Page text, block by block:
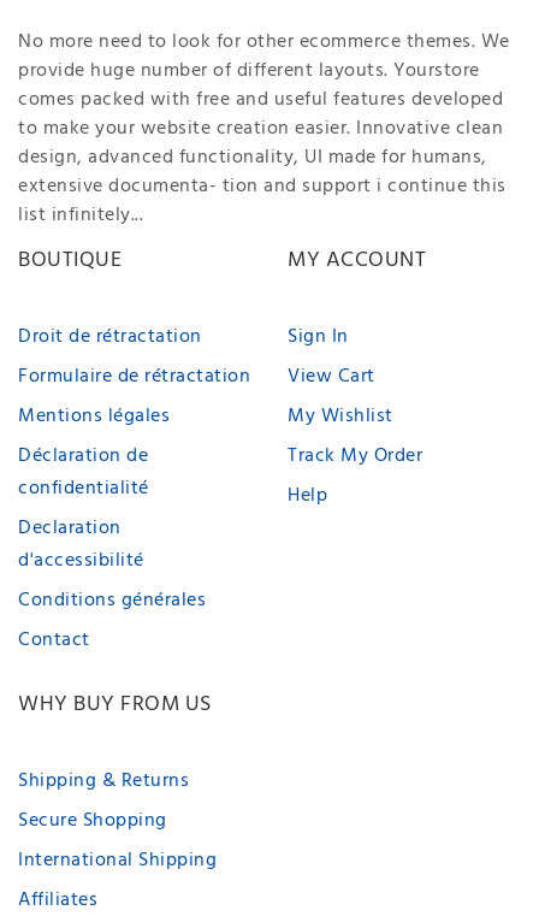
No more need to look for other ecommerce themes. We
provide huge number of different layouts. Yourstore
comes packed with free and useful features developed
to make your website creation easier. Innovative clean
design, advanced functionality, UI made for humans,
extensive documenta- tion and support i continue this
list infinitely...
BOUTIQUE
Droit de rétractation
Formulaire de rétractation
Mentions légales
Déclaration de
confidentialité
Declaration
d'accessibilité
Conditions générales
Contact
MY ACCOUNT
Sign In
View Cart
My Wishlist
Track My Order
Help
WHY BUY FROM US
Shipping & Returns
Secure Shopping
International Shipping
Affiliates